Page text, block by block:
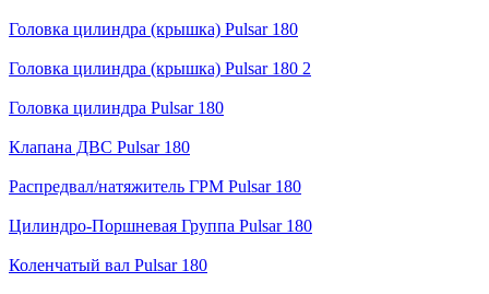
Головка цилиндра (крышка) Pulsar 180
Головка цилиндра (крышка) Pulsar 180 2
Головка цилиндра Pulsar 180
Клапана ДВС Pulsar 180
Распредвал/натяжитель ГРМ Pulsar 180
Цилиндро-Поршневая Группа Pulsar 180
Коленчатый вал Pulsar 180